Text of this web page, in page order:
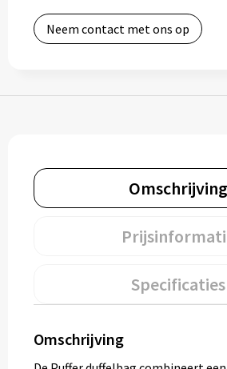
Klassieke paraplu's
Opvouwbare paraplu's
Zonnebrillen
EHBO
Neem contact met ons op
Omschrijving
Specificaties
Omschrijving